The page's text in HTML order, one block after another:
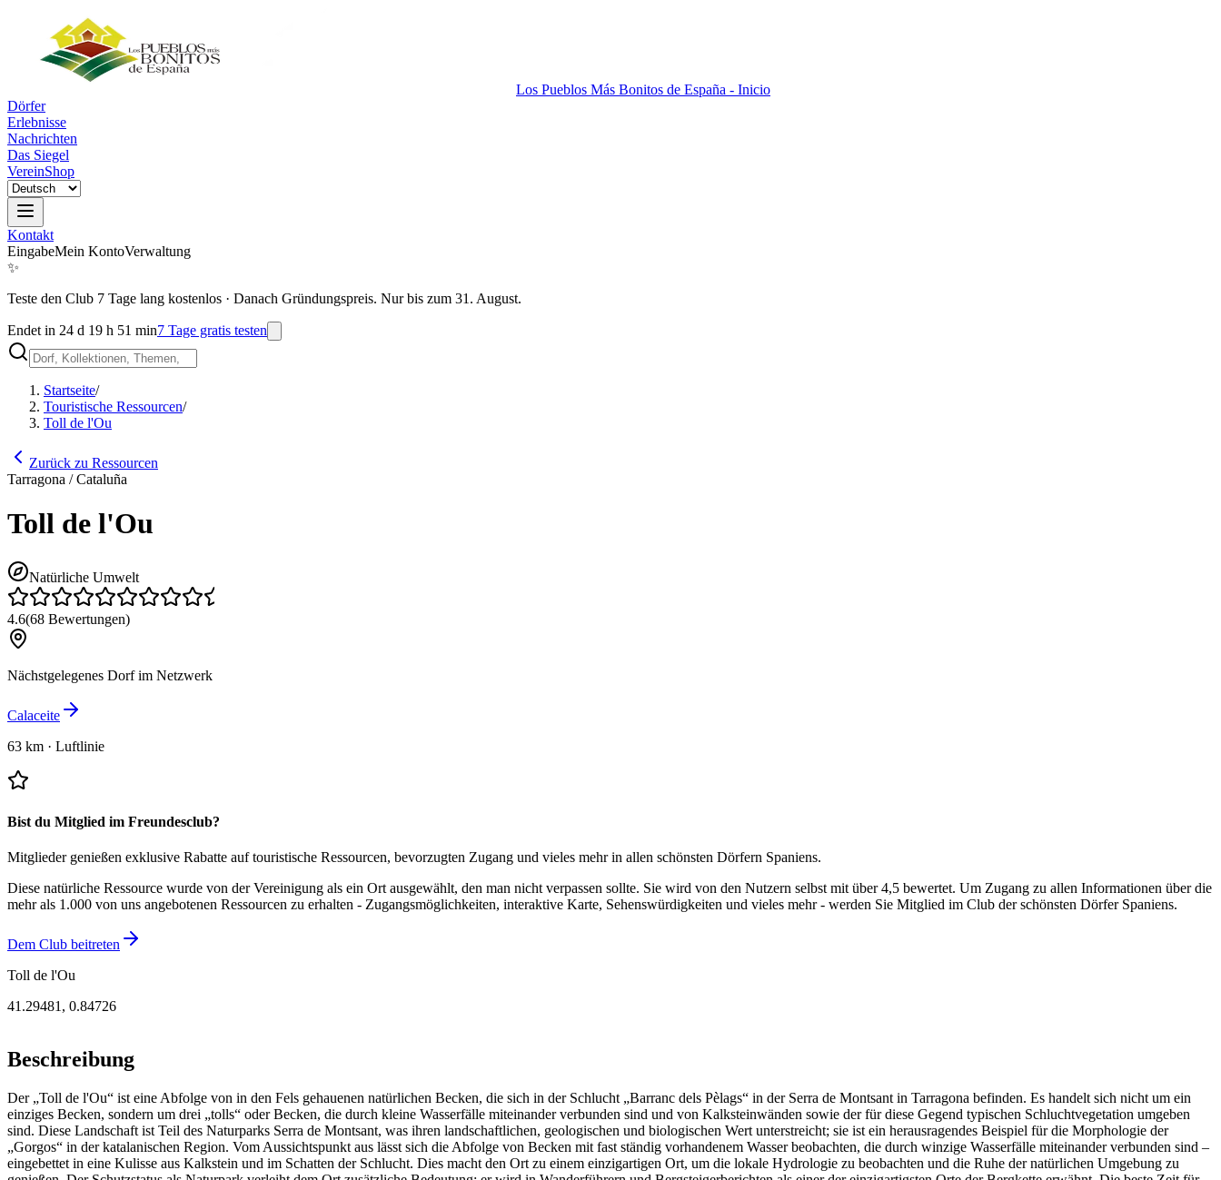
Los Pueblos Más Bonitos de España - Inicio
Dörfer
Erlebnisse
Nachrichten
Das Siegel
VereinShop
Kontakt
EingabeMein KontoVerwaltung
✨
Teste den Club 7 Tage lang kostenlos · Danach Gründungspreis. Nur bis zum 31. August.
Endet in 24 d 19 h 51 min7 Tage gratis testen
Startseite/
Touristische Ressourcen/
Toll de l'Ou
Zurück zu Ressourcen
Tarragona / Cataluña
Toll de l'Ou
Natürliche Umwelt
4.6(68 Bewertungen)
Nächstgelegenes Dorf im Netzwerk
Calaceite
63 km · Luftlinie
Bist du Mitglied im Freundesclub?
Mitglieder genießen exklusive Rabatte auf touristische Ressourcen, bevorzugten Zugang und vieles mehr in allen schönsten Dörfern Spaniens.
Diese natürliche Ressource wurde von der Vereinigung als ein Ort ausgewählt, den man nicht verpassen sollte. Sie wird von den Nutzern selbst mit über 4,5 bewertet. Um Zugang zu allen Informationen über die
mehr als 1.000 von uns angebotenen Ressourcen zu erhalten - Zugangsmöglichkeiten, interaktive Karte, Sehenswürdigkeiten und vieles mehr - werden Sie Mitglied im Club der schönsten Dörfer Spaniens.
Dem Club beitreten
Toll de l'Ou
41.29481, 0.84726
Beschreibung
Der „Toll de l'Ou“ ist eine Abfolge von in den Fels gehauenen natürlichen Becken, die sich in der Schlucht „Barranc dels Pèlags“ in der Serra de Montsant in Tarragona befinden. Es handelt sich nicht um ein
einziges Becken, sondern um drei „tolls“ oder Becken, die durch kleine Wasserfälle miteinander verbunden sind und von Kalksteinwänden sowie der für diese Gegend typischen Schluchtvegetation umgeben
sind. Diese Landschaft ist Teil des Naturparks Serra de Montsant, was ihren landschaftlichen, geologischen und biologischen Wert unterstreicht; sie ist ein herausragendes Beispiel für die Morphologie der
„Gorgos“ in der katalanischen Region. Vom Aussichtspunkt aus lässt sich die Abfolge von Becken mit fast ständig vorhandenem Wasser beobachten, die durch winzige Wasserfälle miteinander verbunden sind –
eingebettet in eine Kulisse aus Kalkstein und im Schatten der Schlucht. Dies macht den Ort zu einem einzigartigen Ort, um die lokale Hydrologie zu beobachten und die Ruhe der natürlichen Umgebung zu